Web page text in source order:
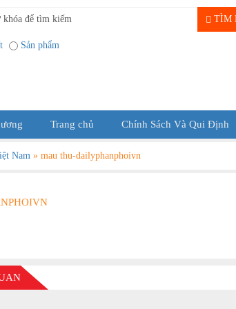
TÌM
Sản phẩm
Trang chủ Chính Sách Và Qui Định
Nam» mau thu-dailyphanphoivn